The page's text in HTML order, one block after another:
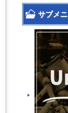
サブメ